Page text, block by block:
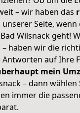
– wir haben das
unserer Seite, wenn
Wilsnack geht!
haben wir die
Antworten auf Ihre
mein
– dann wählen
immer die